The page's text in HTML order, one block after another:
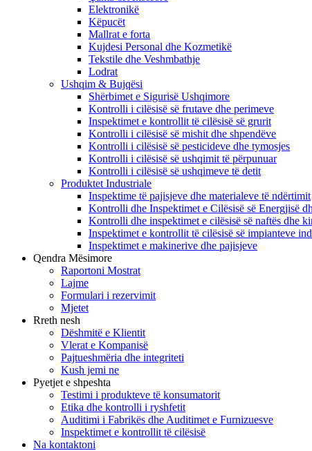
Elektronikë
Këpucët
Mallrat e forta
Kujdesi Personal dhe Kozmetikë
Tekstile dhe Veshmbathje
Lodrat
Ushqim & Bujqësi
Shërbimet e Sigurisë Ushqimore
Kontrolli i cilësisë së frutave dhe perimeve
Inspektimet e kontrollit të cilësisë së grurit
Kontrolli i cilësisë së mishit dhe shpendëve
Kontrolli i cilësisë së pesticideve dhe tymosjes
Kontrolli i cilësisë së ushqimit të përpunuar
Kontrolli i cilësisë së ushqimeve të detit
Produktet Industriale
Inspektime të pajisjeve dhe materialeve të ndërtimit
Kontrolli dhe Inspektimet e Cilësisë së Energjisë
Kontrolli dhe inspektimet e cilësisë së naftës dhe
Inspektimet e kontrollit të cilësisë së impianteve
Inspektimet e makinerive dhe pajisjeve
Qendra Mësimore
Raportoni Mostrat
Lajme
Formulari i rezervimit
Mjetet
Rreth nesh
Dëshmitë e Klientit
Vlerat e Kompanisë
Pajtueshmëria dhe integriteti
Kush jemi ne
Pyetjet e shpeshta
Testimi i produkteve të konsumatorit
Etika dhe kontrolli i ryshfetit
Auditimi i Fabrikës dhe Auditimet e Furnizuesve
Inspektimet e kontrollit të cilësisë
Na kontaktoni